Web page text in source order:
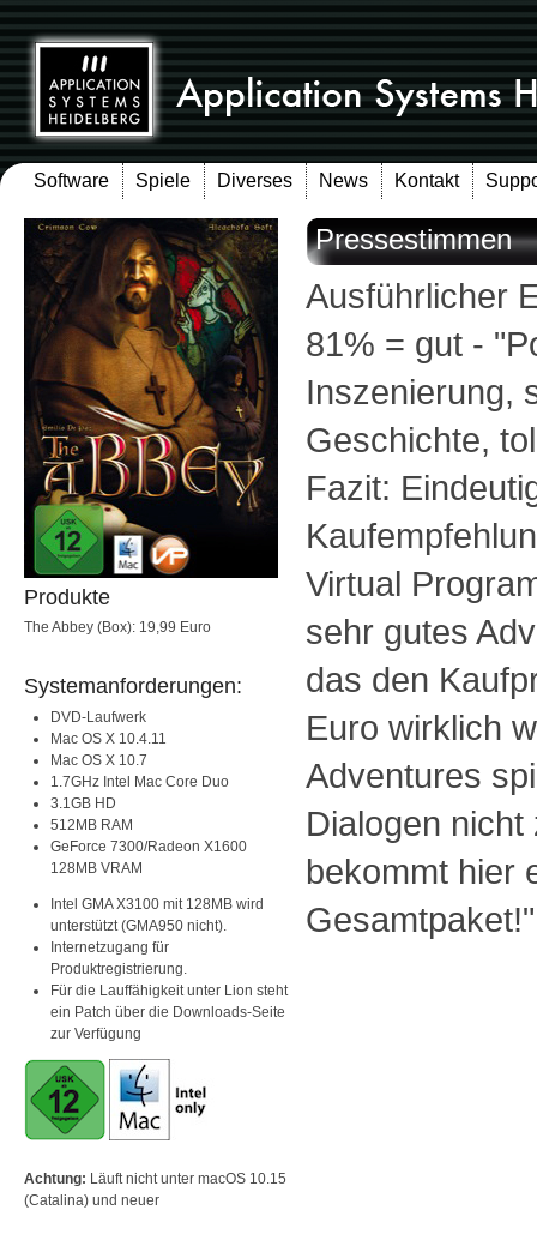
Software Spiele Diverses News Kontakt
Produkte
The Abbey (Box): 19,99 Euro
Systemanforderungen:
DVD-Laufwerk
Mac OS X 10.4.11
Mac OS X 10.7
1.7GHz Intel Mac Core Duo
3.1GB HD
512MB RAM
GeForce 7300/Radeon X1600
128MB VRAM
Intel GMA X3100 mit 128MB wird
unterstützt (GMA950 nicht).
Internetzugang für
Produktregistrierung.
Für die Lauffähigkeit unter Lion steht
ein Patch über die Downloads-Seite
zur Verfügung
Achtung: Läuft nicht unter macOS 10.15
(Catalina) und neuer
Pressestimmen
Ausführlicher
81% = gut -
Inszenierung,
Geschichte,
Fazit:
Virtual
sehr gutes
das den
Euro wirklich
Adventures
Dialogen
bekommt hier